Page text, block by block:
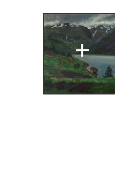
Gartneren under regnbuen.
Forlag, 1986),
+